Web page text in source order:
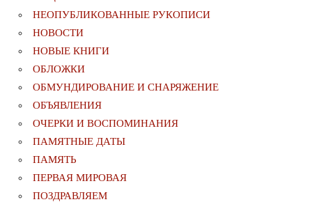
НЕОПУБЛИКОВАННЫЕ РУКОПИСИ
НОВОСТИ
НОВЫЕ КНИГИ
ОБЛОЖКИ
ОБМУНДИРОВАНИЕ И СНАРЯЖЕНИЕ
ОБЪЯВЛЕНИЯ
ОЧЕРКИ И ВОСПОМИНАНИЯ
ПАМЯТНЫЕ ДАТЫ
ПАМЯТЬ
ПЕРВАЯ МИРОВАЯ
ПОЗДРАВЛЯЕМ